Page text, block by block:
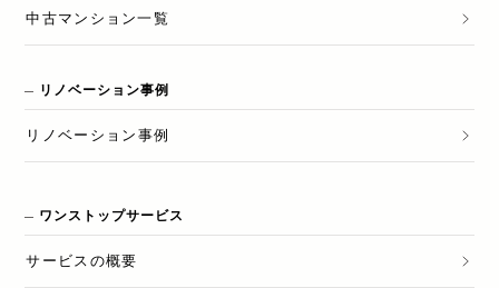
中古マンション一覧
リノベーション事例
リノベーション 事例
ワンストップサービス
サービスの概要